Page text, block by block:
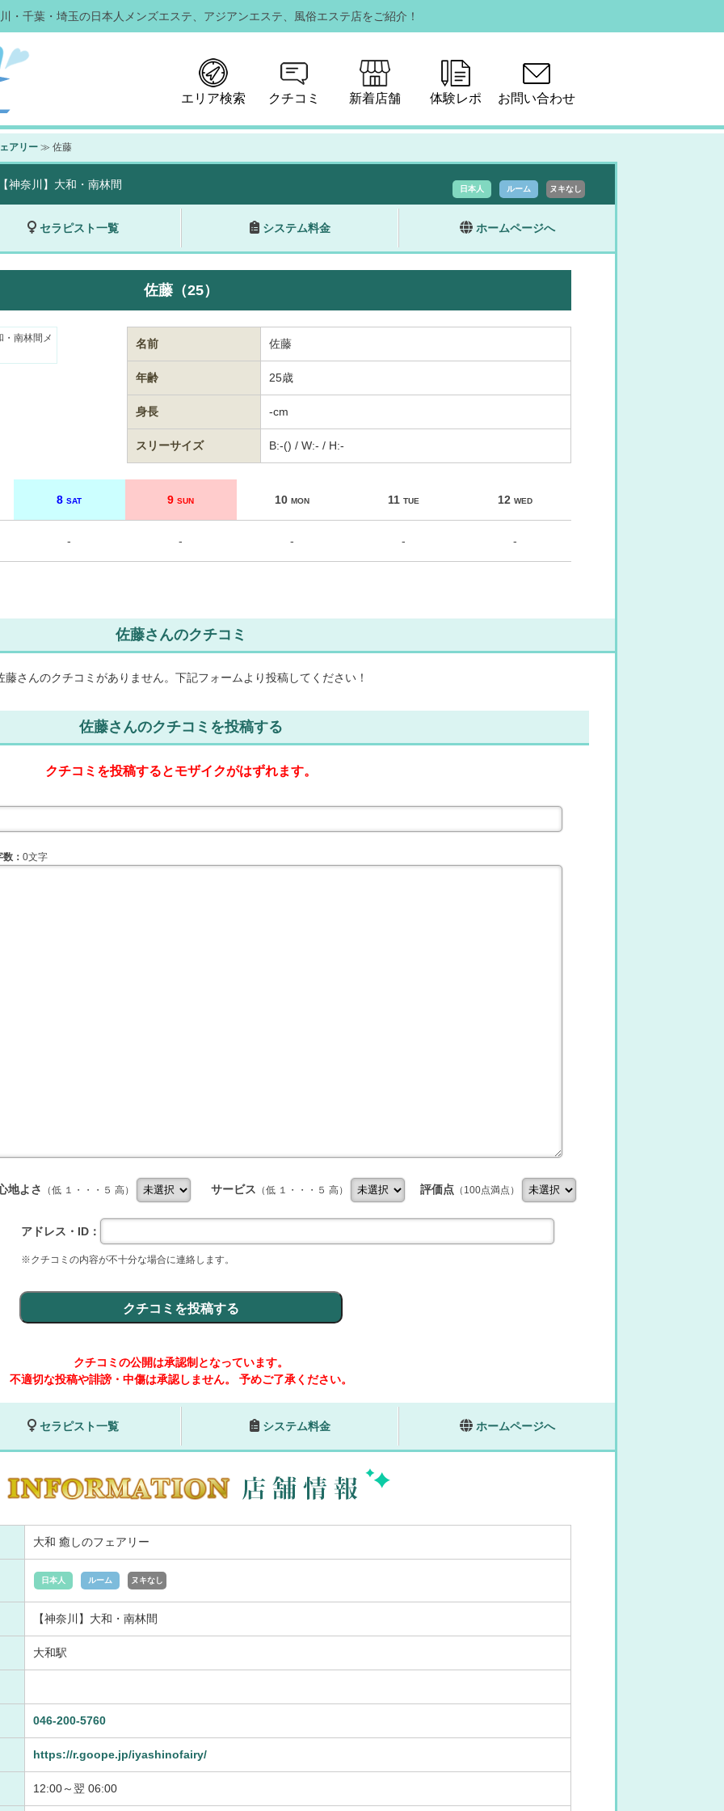
・千葉・埼玉の日本人メンズエステ、 アジアンエステ、風俗エステ店をご紹介！
エリア検索 クチコミ 新着店舗 体験レポ お問い合わせ
アリー ≫ 佐藤
【神奈川】大和・南林間 日本人 ルーム ヌキなし
セラピスト一覧 システム料金 ホームページへ
佐藤（25）
名前 佐藤
年齢 25歳
身長 -cm
スリーサイズ B:-() / W:- / H:-
8SAT 9SUN 10MON 11TUE 12WED
- - - - -
佐藤さんのクチコミ
藤さんのクチコミがありません。 下記フォームより投稿してください！
佐藤さんのクチコミを投稿する
クチコミを投稿するとモザイクがはずれます。
数：0文字
地よさ （低 １・・・５ 高） サービス （低 １・・・５ 高） 評価点 （100点満点）
アドレス・ID：
※クチコミの内容が不十分な場合に連絡します。
クチコミの公開は承認制となっています。
不適切な投稿や誹謗・中傷は承認しません。
予めご了承ください。
セラピスト一覧 システム料金 ホームページへ
大和 癒しのフェアリー
日本人 ルーム ヌキなし
【神奈川】大和・南林間
大和駅
046-200-5760
https://r.goope.jp/iyashinofairy/
12:00～翌 06:00